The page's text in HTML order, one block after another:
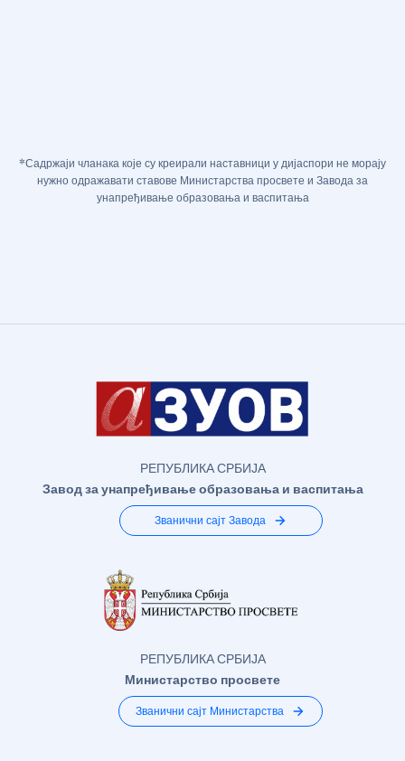
*Садржаји чланака које су креирали наставници у дијаспори не морају
нужно одражавати ставове Министарства просвете и Завода за
унапређивање образовања и васпитања
РЕПУБЛИКА СРБИЈА
Завод за унапређивање образовања и васпитања
Званични сајт Завода
РЕПУБЛИКА СРБИЈА
Министарство просвете
Званични сајт Министарства